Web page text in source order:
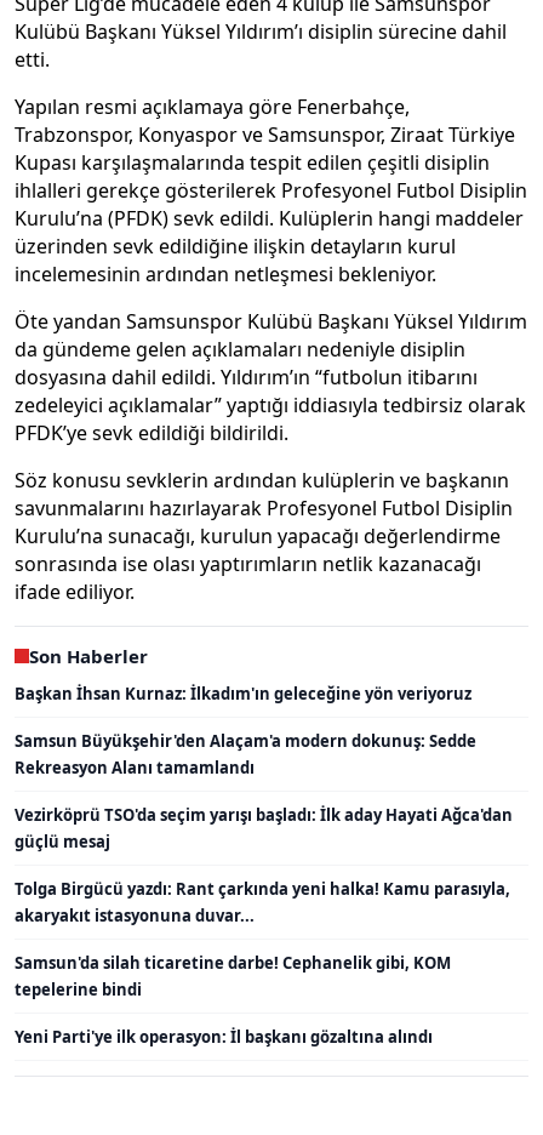
Kulübü Başkanı Yüksel Yıldırım’ı disiplin sürecine dahil
etti.
Yapılan resmi açıklamaya göre Fenerbahçe,
Trabzonspor, Konyaspor ve Samsunspor, Ziraat Türkiye
Kupası karşılaşmalarında tespit edilen çeşitli disiplin
ihlalleri gerekçe gösterilerek Profesyonel Futbol Disiplin
Kurulu’na (PFDK) sevk edildi. Kulüplerin hangi maddeler
üzerinden sevk edildiğine ilişkin detayların kurul
incelemesinin ardından netleşmesi bekleniyor.
Öte yandan Samsunspor Kulübü Başkanı Yüksel Yıldırım
da gündeme gelen açıklamaları nedeniyle disiplin
dosyasına dahil edildi. Yıldırım’ın “futbolun itibarını
zedeleyici açıklamalar” yaptığı iddiasıyla tedbirsiz olarak
PFDK’ye sevk edildiği bildirildi.
Söz konusu sevklerin ardından kulüplerin ve başkanın
savunmalarını hazırlayarak Profesyonel Futbol Disiplin
Kurulu’na sunacağı, kurulun yapacağı değerlendirme
sonrasında ise olası yaptırımların netlik kazanacağı
ifade ediliyor.
Son Haberler
Başkan İhsan Kurnaz: İlkadım'ın geleceğine yön veriyoruz
Samsun Büyükşehir'den Alaçam'a modern dokunuş: Sedde
Rekreasyon Alanı tamamlandı
Vezirköprü TSO'da seçim yarışı başladı: İlk aday Hayati Ağca'dan
güçlü mesaj
Tolga Birgücü yazdı: Rant çarkında yeni halka! Kamu parasıyla,
akaryakıt istasyonuna duvar...
Samsun'da silah ticaretine darbe! Cephanelik gibi, KOM
tepelerine bindi
Yeni Parti'ye ilk operasyon: İl başkanı gözaltına alındı